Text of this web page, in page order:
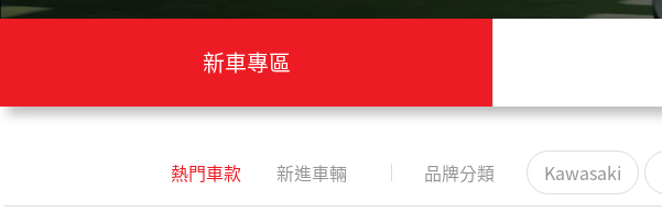
新車專區
熱門車款 新進車輛 品牌分類 Kawasaki